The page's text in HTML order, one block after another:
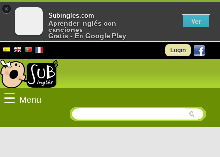
Login
☰ Menu
×
Subingles.com
Aprender inglés con
canciones
Gratis - En Google Play
Ver